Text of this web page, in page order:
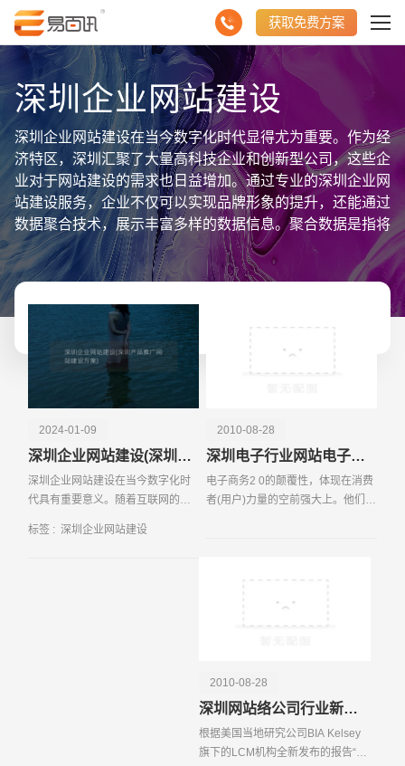
获取免费方案
深圳企业网站建设
深圳企业网站建设在当今数字化时代显得尤为重要。作为经
济特区，深圳汇聚了大量高科技企业和创新型公司，这些企
业对于网站建设的需求也日益增加。通过专业的深圳企业网
站建设服务，企业不仅可以实现品牌形象的提升，还能通过
数据聚合技术，展示丰富多样的数据信息。聚合数据是指将
不同来源的数据整合在一个平台上，方便用户进行查询和分
析。例如，企业可以通过网站展示销售数据、用户行为分
析、市场趋势等，这些数据的可视化展示能够帮助企业做出
更为精准的商业决策。深圳企业网站建设还注重SEO优
化，通过关键词的合理布局和内容的优化，提高网站在搜索
引擎中的排名，从而吸引更多的潜在客户。结合深圳本地的
市场特点和企业需求，专业的网站建设团队可以提供定制化
的解决方案，确保网站不仅美观大方，而且功能强大，用户
2024-01-09
深圳企业网站建设(深圳产品推广网站建设方案)
深圳企业网站建设在当今数字化时
代具有重要意义。随着互联网的普
传、推广和销售的重要平台。深圳
标签 : 深圳企业网站建设
2010-08-28
深圳电子行业网站电子商务规模化
电子商务2 0的颠覆性，体现在消费
者(用户)力量的空前强大上。他们的
2010-08-28
深圳网站络公司行业新闻之美国中小型企业广告支出水平处于较高层次
根据美国当地研究公司BIA Kelsey
旗下的LCM机构全新发布的报告“中
请输入您的公司名称